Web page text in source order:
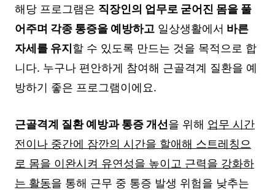
해당 프로그램은 직장인의 업무로 굳어진 몸을 풀
어주며 각종 통증을 예방하고 일상생활에서 바른
자세를 유지할 수 있도록 만드는 것을 목적으로 합
니다. 누구나 편안하게 참여해 근골격계 질환을 예
방하기 좋은 프로그램이에요.
근골격계 질환 예방과 통증 개선을 위해 업무 시간
전이나 중간에 잠깐의 시간을 할애해 스트레칭으
로 몸을 이완시켜 유연성을 높이고 근력을 강화하
는 활동을 통해 근무 중 통증 발생 위험을 낮추는